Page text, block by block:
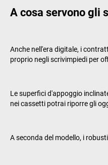
A cosa servono gli
Anche nell'era digitale, i
proprio negli scrivimpiedi per
Le superfici d'appoggio
nei cassetti potrai riporre gli
A seconda del modello, i